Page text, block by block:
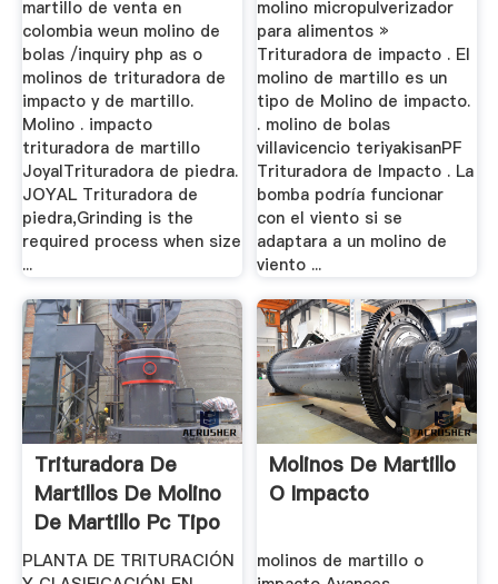
martillo de venta en
colombia weun molino de
bolas /inquiry php as o
molinos de trituradora de
impacto y de martillo.
Molino . impacto
trituradora de martillo
JoyalTrituradora de piedra.
JOYAL Trituradora de
piedra,Grinding is the
required process when size
...
molino micropulverizador
para alimentos »
Trituradora de impacto . El
molino de martillo es un
tipo de Molino de impacto.
. molino de bolas
villavicencio teriyakisanPF
Trituradora de Impacto . La
bomba podría funcionar
con el viento si se
adaptara a un molino de
viento ...
Trituradora De
Martillos De Molino
De Martillo Pc Tipo
PLANTA DE TRITURACIÓN
Molinos De Martillo
O Impacto
molinos de martillo o